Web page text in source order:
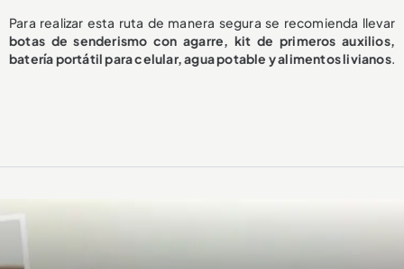
Para realizar esta ruta de manera segura se recomienda llevar
botas de senderismo con agarre, kit de primeros auxilios,
batería portátil para celular, agua potable y alimentos livianos.